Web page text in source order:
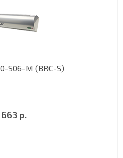
S06-M (BRC-S)
663 р.